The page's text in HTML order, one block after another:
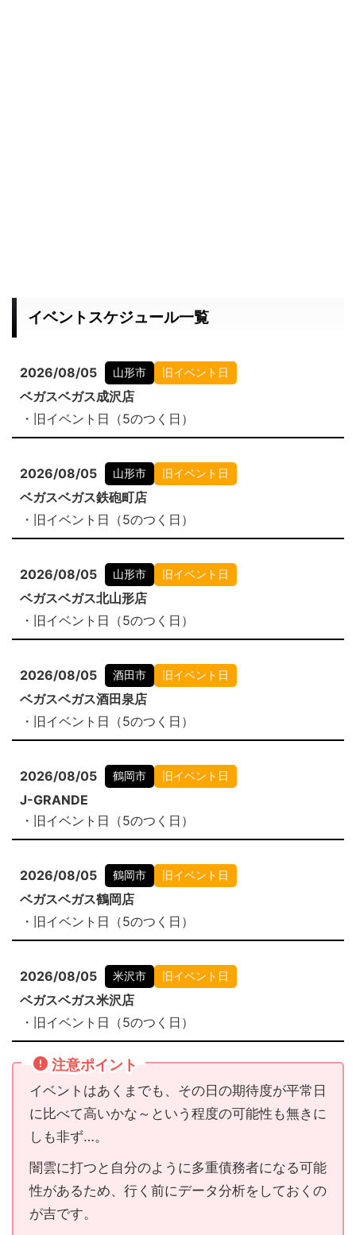
イベントスケジュール一覧
2026/08/05 山形市 旧イベント日
ベガスベガス成沢店
・旧イベント日（5のつく日）
2026/08/05 山形市 旧イベント日
ベガスベガス鉄砲町店
・旧イベント日（5のつく日）
2026/08/05 山形市 旧イベント日
ベガスベガス北山形店
・旧イベント日（5のつく日）
2026/08/05 酒田市 旧イベント日
ベガスベガス酒田泉店
・旧イベント日（5のつく日）
2026/08/05 鶴岡市 旧イベント日
J-GRANDE
・旧イベント日（5のつく日）
2026/08/05 鶴岡市 旧イベント日
ベガスベガス鶴岡店
・旧イベント日（5のつく日）
2026/08/05 米沢市 旧イベント日
ベガスベガス米沢店
・旧イベント日（5のつく日）
注意ポイント
イベントはあくまでも、その日の期待度が平常日
に比べて高いかな～という程度の可能性も無きに
しも非ず…。
闇雲に打つと自分のように多重債務者になる可能
性があるため、行く前にデータ分析をしておくの
が吉です。